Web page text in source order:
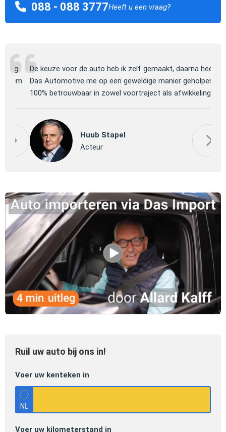
Heeft u een vraag?
088 - 088 3777
De keuze voor de auto heb ik zelf gemaakt, daarna heeft
Das Automotive me op een geweldige manier geholpen.
100% betrouwbaar in zowel voortraject als afwikkeling.
Huub Stapel
Acteur
Ruil uw auto bij ons in!
Voer uw kenteken in
Voer uw kilometerstand in